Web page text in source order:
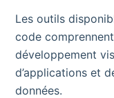
Les outils
code
développement
d’applications et
données.